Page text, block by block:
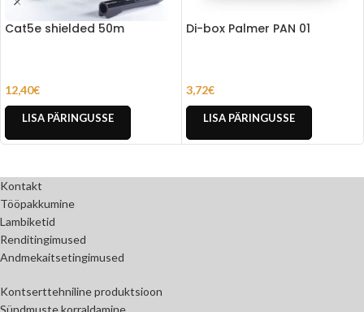
Cat5e shielded 50m
12,40€
LISA PÄRINGUSSE
Di-box Palmer PAN 01
3,72€
LISA PÄRINGUSSE
Kontakt
Tööpakkumine
Lambiketid
Renditingimused
Andmekaitsetingimused
Kontserttehniline produktsioon
Sündmuste korraldamine